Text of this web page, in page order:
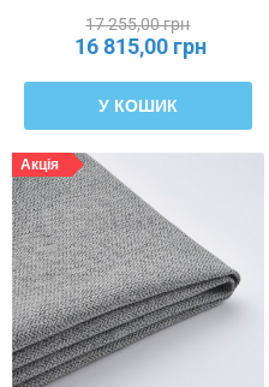
17 255,00 грн
16 815,00 грн
У КОШИК
Акція